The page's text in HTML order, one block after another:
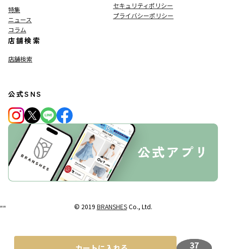
37
特集
ニュース
コラム
店舗検索
店舗検索
セキュリティポリシー
プライバシーポリシー
公式SNS
© 2019 BRANSHESCo., Ltd.
""